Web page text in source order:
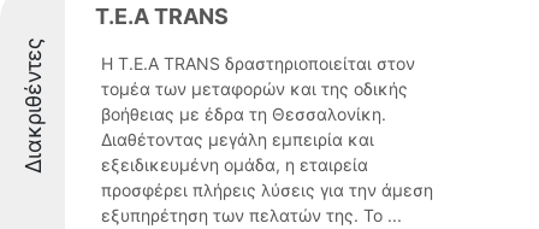
Διακριθέντες
T.E.A TRANS
Η T.E.A TRANS δραστηριοποιείται στον
τομέα των μεταφορών και της οδικής
βοήθειας με έδρα τη Θεσσαλονίκη.
Διαθέτοντας μεγάλη εμπειρία και
εξειδικευμένη ομάδα, η εταιρεία
προσφέρει πλήρεις λύσεις για την άμεση
εξυπηρέτηση των πελατών της. Το ...